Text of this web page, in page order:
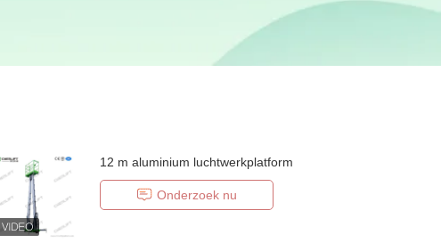
12 m aluminium luchtwerkplatform
Onderzoek nu